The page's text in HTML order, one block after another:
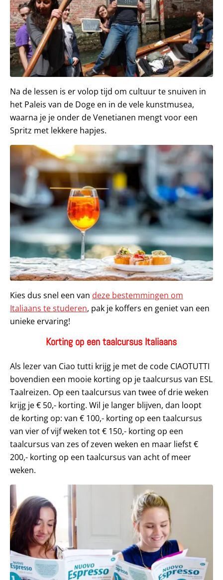
Na de lessen is er volop tijd om cultuur te snuiven in
het Paleis van de Doge en in de vele kunstmusea,
waarna je je onder de Venetianen mengt voor een
Spritz met lekkere hapjes.
Kies dus snel een van deze bestemmingen om
Italiaans te studeren, pak je koffers en geniet van een
unieke ervaring!
Korting op een taalcursus Italiaans
Als lezer van Ciao tutti krijg je met de code CIAOTUTTI
bovendien een mooie korting op je taalcursus van ESL
Taalreizen. Op een taalcursus van twee of drie weken
krijg je € 50,- korting. Wil je langer blijven, dan loopt
de korting op: van € 100,- korting op een taalcursus
van vier of vijf weken tot € 150,- korting op een
taalcursus van zes of zeven weken en maar liefst €
200,- korting op een taalcursus van acht of meer
weken.